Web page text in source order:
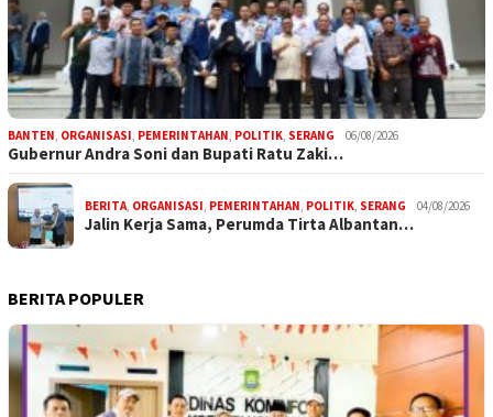
BANTEN ORGANISASI PEMERINTAHAN POLITIK SERANG 06/08/2026
Gubernur Andra Soni dan Bupati Ratu Zaki…
BERITA ORGANISASI PEMERINTAHAN POLITIK SERANG 04/08/2026
Jalin Kerja Sama, Perumda Tirta Albantan…
BERITA POPULER